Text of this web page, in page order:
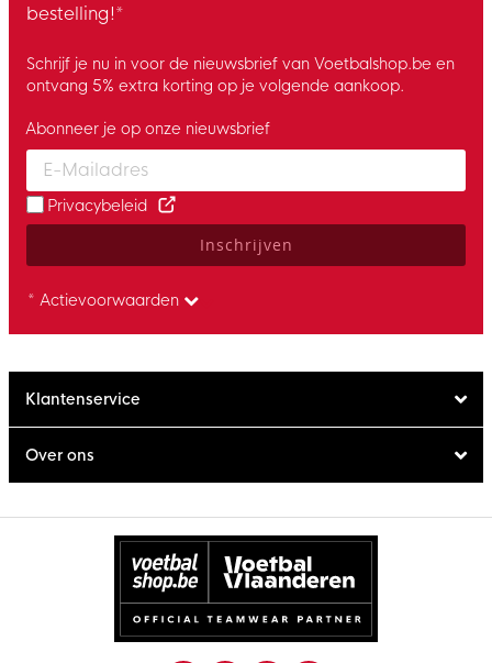
bestelling!*
Schrijf je nu in voor de nieuwsbrief van Voetbalshop.be en
ontvang 5% extra korting op je volgende aankoop.
Enter your email and accept the privacy policy to subscribe to
Abonneer je op onze nieuwsbrief
Privacybeleid
Inschrijven
* Actievoorwaarden
Klantenservice
Over ons